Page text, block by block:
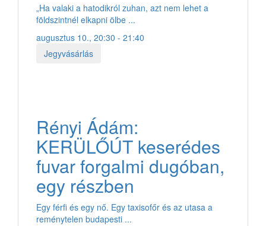
„Ha valaki a hatodikról zuhan, azt nem lehet a
földszintnél elkapni ölbe ...
augusztus 10., 20:30 - 21:40
Jegyvásárlás
Rényi Ádám:
KERÜLŐÚT keserédes
fuvar forgalmi dugóban,
egy részben
Egy férfi és egy nő. Egy taxisofőr és az utasa a
reménytelen budapesti ...